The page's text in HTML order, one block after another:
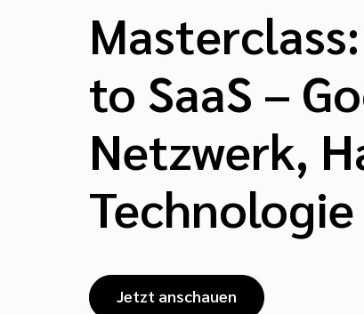
to SaaS –
Netzwerk,
Technologie
Jetzt anschauen